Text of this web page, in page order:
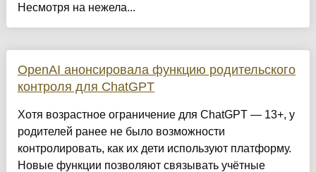
Несмотря на нежела...
OpenAI анонсировала функцию родительского
контроля для ChatGPT
Хотя возрастное ограничение для ChatGPT — 13+, у
родителей ранее не было возможности
контролировать, как их дети используют платформу.
Новые функции позволяют связывать учётные